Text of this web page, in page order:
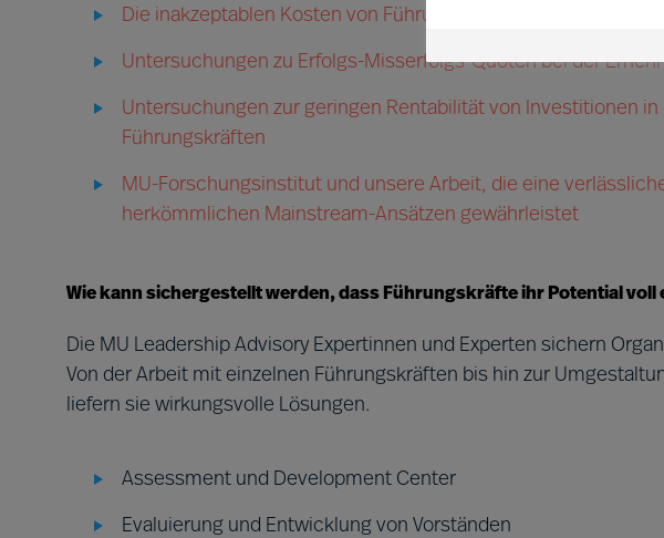
Die inakzeptablen Kosten von Führungsversagen
Untersuchungen zu Erfolgs-Misserfolgs-Quoten bei der
Untersuchungen zur geringen Rentabilität von Investitionen
Führungskräften
MU-Forschungsinstitut und unsere Arbeit, die eine
herkömmlichen Mainstream-Ansätzen gewährleistet
Wie kann sichergestellt werden, dass Führungskräfte ihr Potential voll
Die MU Leadership Advisory Expertinnen und Experten sichern
Von der Arbeit mit einzelnen Führungskräften bis hin zur
liefern sie wirkungsvolle Lösungen.
Assessment und Development Center
Evaluierung und Entwicklung von Vorständen